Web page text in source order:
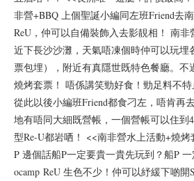
非營+BBQ 上個聖誕小編同左班Friend去
ReU，仲可以自備裝飾入去影靚相！ 南
近下長沙沙灘，天氣唔凍個時仲可以玩埋
票包埋），附近有真隱世既特色餐廳。不
燒烤套票！ 唔係講笑勁好食！勁足料不特
從此以後小編班Friend都食刁左，唔肯再
地有唔同大細既營帳，一個營帳可以住到
型Re-U都岩哂！ <<南非營水上活動+燒
P 邊個話船P一定要貴一貴先玩到？船P
ocamp ReU 生色不少！仲可以紓緩下啲開